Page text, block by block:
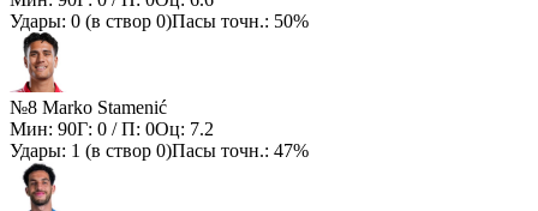
Удары: 0 (в створ 0)Пасы точн.: 50%
№8 Marko Stamenić
Мин: 90Г: 0 / П: 0Оц: 7.2
Удары: 1 (в створ 0)Пасы точн.: 47%